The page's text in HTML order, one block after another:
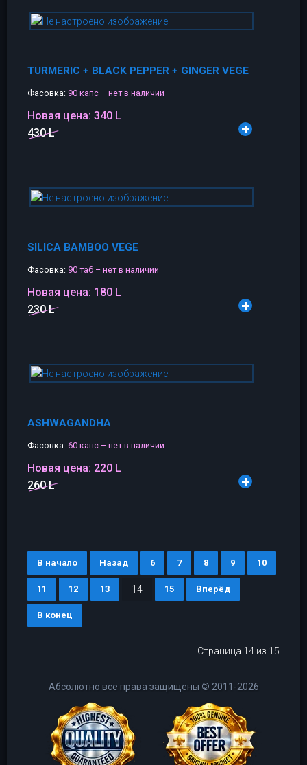
TURMERIC + BLACK PEPPER + GINGER VEGE
Фасовка: 90 капс – нет в наличии
Новая цена: 340 L
430 L
SILICA BAMBOO VEGE
Фасовка: 90 таб – нет в наличии
Новая цена: 180 L
230 L
ASHWAGANDHA
Фасовка: 60 капс – нет в наличии
Новая цена: 220 L
260 L
В начало Назад 6 7 8 9 10
11 12 13 14 15 Вперёд
В конец
Страница 14 из 15
Абсолютно все права защищены © 2011-2026